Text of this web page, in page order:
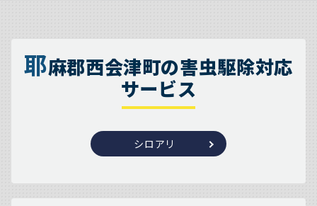
耶麻郡西会津町の害虫駆除対応
サービス
シロアリ